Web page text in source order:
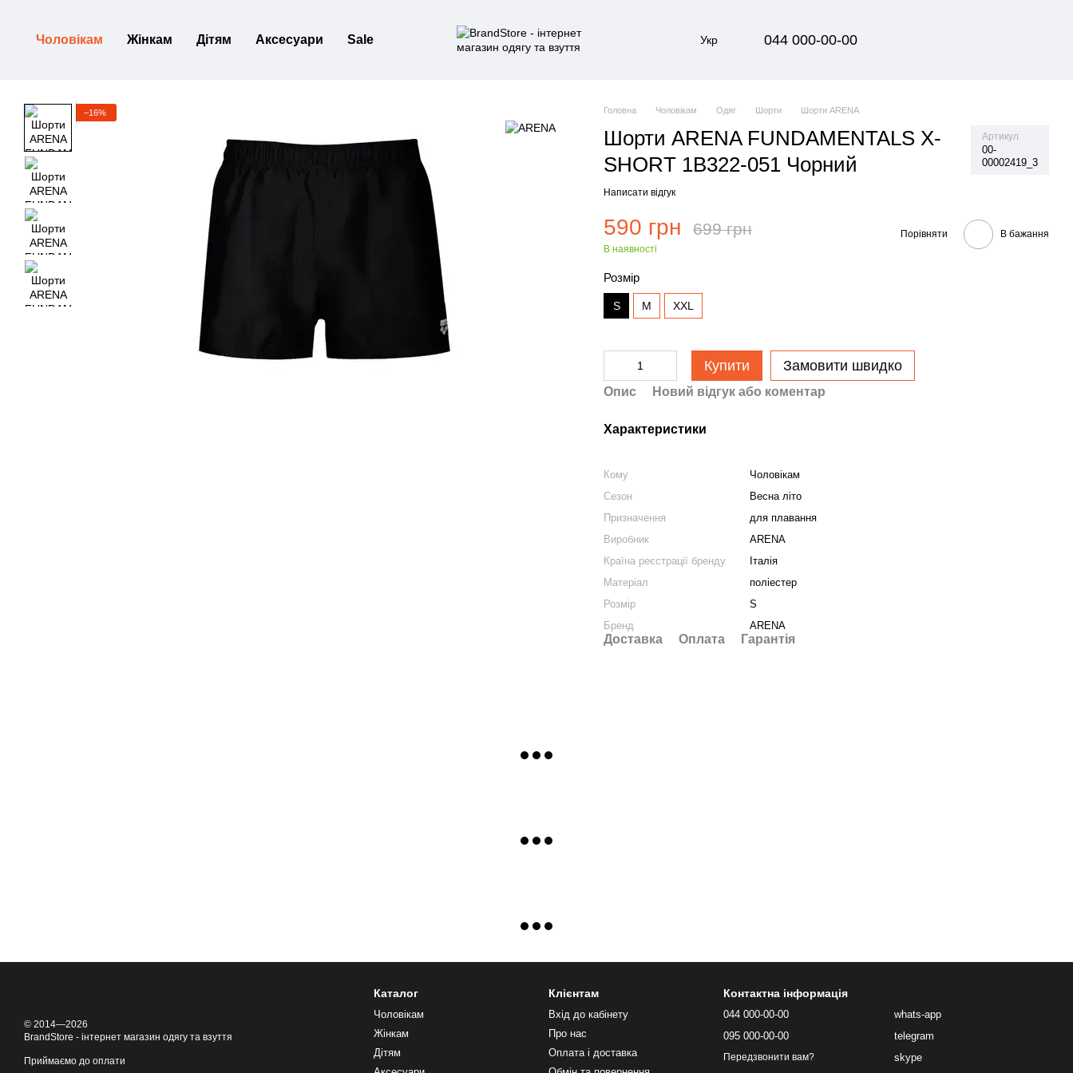
Чоловікам Жінкам Дітям Аксесуари Sale Укр 044 000-00-00
−16% Головна Чоловікам Одяг Шорти Шорти ARENA
Шорти ARENA FUNDAMENTALS X-
SHORT 1B322-051 Чорний
Артикул
00-
00002419_3
Написати відгук
590 грн 699 грн
В наявності
Порівняти В бажання
Розмір
S M XXL
Купити Замовити швидко
Опис Новий відгук або коментар
Характеристики
Кому
Чоловікам
Сезон
Весна літо
Призначення
для плавання
Виробник
ARENA
Країна реєстрації бренду
Італія
Матеріал
поліестер
Розмір
S
Бренд
ARENA
Доставка Оплата Гарантія
© 2014—2026
BrandStore - інтернет магазин одягу та взуття
Приймаємо до оплати
Каталог
Чоловікам
Жінкам
Дітям
Клієнтам
Вхід до кабінету
Про нас
Оплата і доставка
Контактна інформація
044 000-00-00
095 000-00-00
Передзвонити вам?
whats-app
telegram
skype